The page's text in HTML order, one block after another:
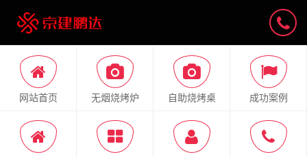
网站首页 无烟烧烤炉 自助烧烤桌 成功案例